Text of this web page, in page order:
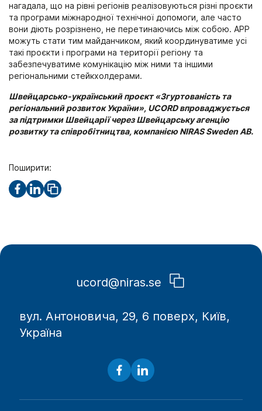
Поширити:
нагадала, що на рівні регіонів реалізовуються різні проєкти
та програми міжнародної технічної допомоги, але часто
вони діють розрізнено, не перетинаючись між собою. АРР
можуть стати тим майданчиком, який координуватиме усі
такі проєкти і програми на території регіону та
забезпечуватиме комунікацію між ними та іншими
регіональними стейкхолдерами.
Швейцарсько-український проєкт «Згуртованість та
регіональний розвиток України», UCORD впроваджується
за підтримки Швейцарії через Швейцарську агенцію
розвитку та співробітництва, компанією NIRAS Sweden AB.
ucord@niras.se
вул. Антоновича, 29, 6 поверх, Київ,
Україна